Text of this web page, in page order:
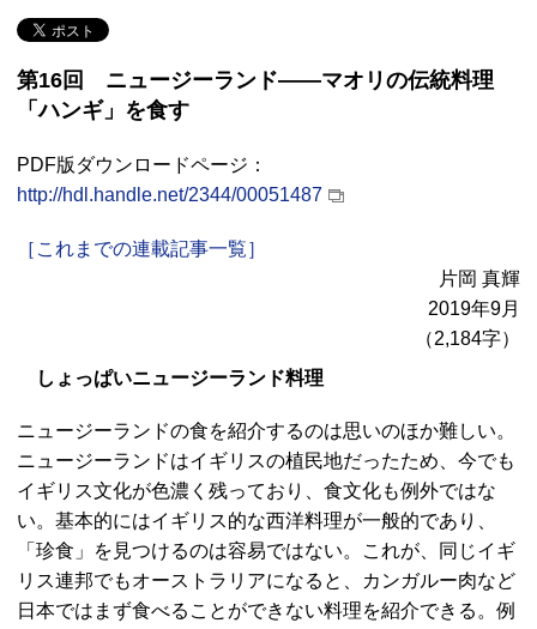
第16回 ニュージーランド――マオリの伝統料理
「ハンギ」を食す
PDF版ダウンロードページ：
http://hdl.handle.net/2344/00051487
［これまでの連載記事一覧］
片岡 真輝
2019年9月
（2,184字）
しょっぱいニュージーランド料理
ニュージーランドの食を紹介するのは思いのほか難しい。
ニュージーランドはイギリスの植民地だったため、今でも
イギリス文化が色濃く残っており、食文化も例外ではな
い。基本的にはイギリス的な西洋料理が一般的であり、
「珍食」を見つけるのは容易ではない。これが、同じイギ
リス連邦でもオーストラリアになると、カンガルー肉など
日本ではまず食べることができない料理を紹介できる。例